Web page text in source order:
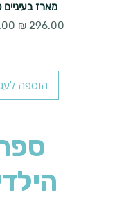
מארז בעיניים
מחיר רגיל
הוספה